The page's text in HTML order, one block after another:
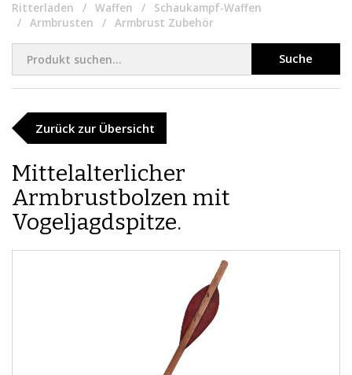
Ritterladen Waffen
Schaukampf-Waffen
Armbrusten
Armbrust Zubehör
Suche
Zurück zur Übersicht
​Mittelalterlicher
Armbrustbolzen mit
Vogeljagdspitze.